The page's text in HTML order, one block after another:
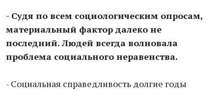
- Судя по всем социологическим опросам,
материальный фактор далеко не
последний. Людей всегда волновала
проблема социального нера­венства.
- Социальная справедливость долгие годы